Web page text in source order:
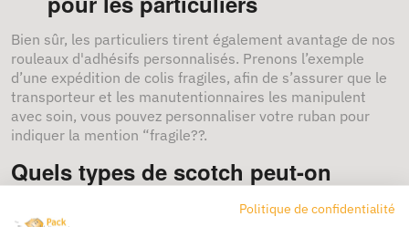
Bien sûr, les particuliers tirent également avantage de nos
rouleaux d'adhésifs personnalisés. Prenons l’exemple
d’une expédition de colis fragiles, afin de s’assurer que le
transporteur et les manutentionnaires les manipulent
avec soin, vous pouvez personnaliser votre ruban pour
indiquer la mention “fragile??.
Quels types de scotch peut-on
personnaliser ?
Politique de confidentialité